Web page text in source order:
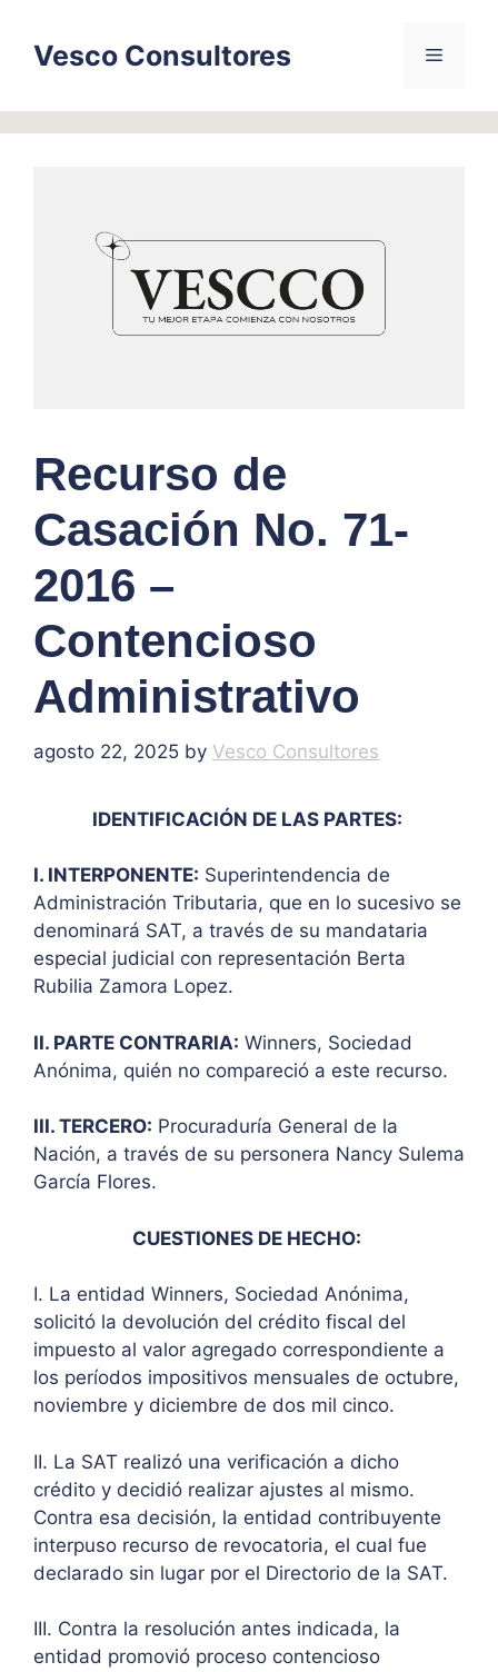
contentVesco Consultores Menu
Recurso de
Casación No. 71-
2016 –
Contencioso
Administrativo
agosto 22, 2025 by Vesco Consultores
IDENTIFICACIÓN DE LAS PARTES:
I. INTERPONENTE: Superintendencia de
Administración Tributaria, que en lo sucesivo se
denominará SAT, a través de su mandataria
especial judicial con representación Berta
Rubilia Zamora Lopez.
II. PARTE CONTRARIA: Winners, Sociedad
Anónima, quién no compareció a este recurso.
III. TERCERO: Procuraduría General de la
Nación, a través de su personera Nancy Sulema
García Flores.
CUESTIONES DE HECHO:
I. La entidad Winners, Sociedad Anónima,
solicitó la devolución del crédito fiscal del
impuesto al valor agregado correspondiente a
los períodos impositivos mensuales de octubre,
noviembre y diciembre de dos mil cinco.
II. La SAT realizó una verificación a dicho
crédito y decidió realizar ajustes al mismo.
Contra esa decisión, la entidad contribuyente
interpuso recurso de revocatoria, el cual fue
declarado sin lugar por el Directorio de la SAT.
III. Contra la resolución antes indicada, la
entidad promovió proceso contencioso